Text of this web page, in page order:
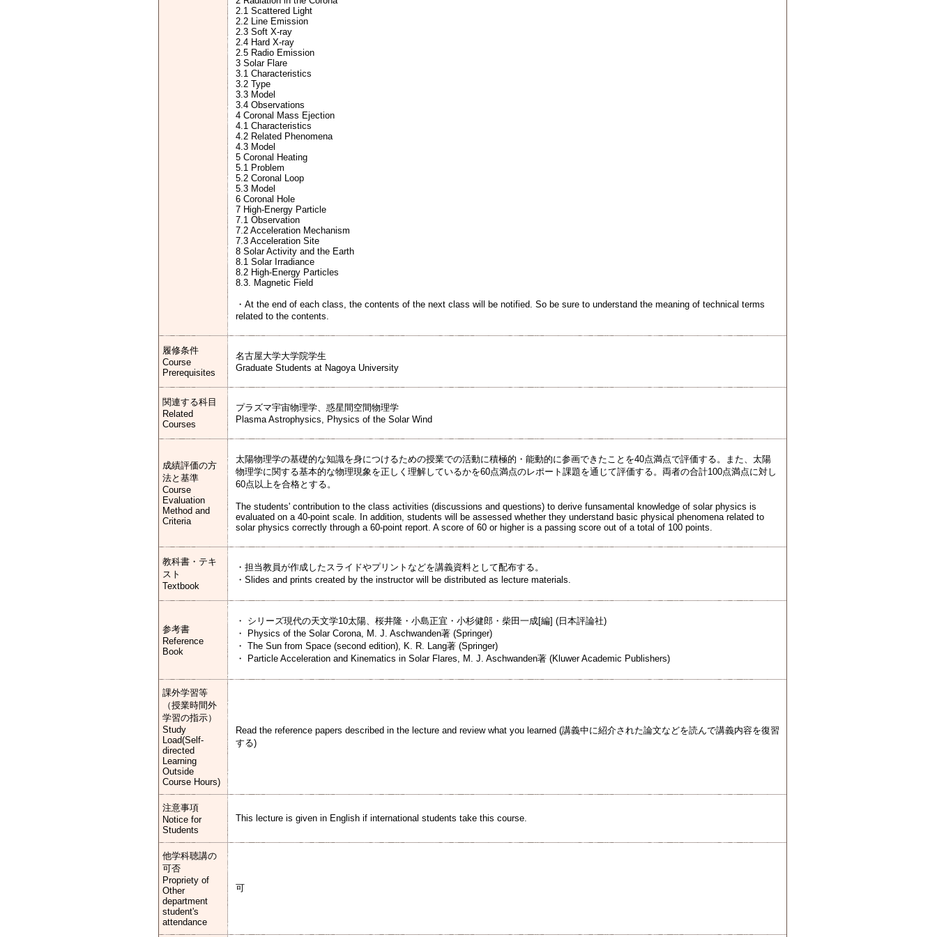
2.1 Scattered Light
2.2 Line Emission
2.3 Soft X-ray
2.4 Hard X-ray
2.5 Radio Emission
3 Solar Flare
3.1 Characteristics
3.2 Type
3.3 Model
3.4 Observations
4 Coronal Mass Ejection
4.1 Characteristics
4.2 Related Phenomena
4.3 Model
5 Coronal Heating
5.1 Problem
5.2 Coronal Loop
5.3 Model
6 Coronal Hole
7 High-Energy Particle
7.1 Observation
7.2 Acceleration Mechanism
7.3 Acceleration Site
8 Solar Activity and the Earth
8.1 Solar Irradiance
8.2 High-Energy Particles
8.3. Magnetic Field
・At the end of each class, the contents of the next class will be notified. So be sure to understand the meaning of technical terms
related to the contents.
履修条件
Course
Prerequisites
名古屋大学大学院学生
Graduate Students at Nagoya University
関連する科目
Related
Courses
プラズマ宇宙物理学、惑星間空間物理学
Plasma Astrophysics, Physics of the Solar Wind
成績評価の方
法と基準
Course
Evaluation
Method and
Criteria
太陽物理学の基礎的な知識を身につけるための授業での活動に積極的・能動的に参画できたことを40点満点で評価する。また、太陽
物理学に関する基本的な物理現象を正しく理解しているかを60点満点のレポート課題を通じて評価する。両者の合計100点満点に対し
60点以上を合格とする。
The students' contribution to the class activities (discussions and questions) to derive funsamental knowledge of solar physics is
evaluated on a 40-point scale. In addition, students will be assessed whether they understand basic physical phenomena related to
solar physics correctly through a 60-point report. A score of 60 or higher is a passing score out of a total of 100 points.
教科書・テキ
スト
Textbook
・担当教員が作成したスライドやプリントなどを講義資料として配布する。
・Slides and prints created by the instructor will be distributed as lecture materials.
参考書
Reference
Book
・ シリーズ現代の天文学10太陽、桜井隆・小島正宜・小杉健郎・柴田一成[編] (日本評論社)
・ Physics of the Solar Corona, M. J. Aschwanden著 (Springer)
・ The Sun from Space (second edition), K. R. Lang著 (Springer)
・ Particle Acceleration and Kinematics in Solar Flares, M. J. Aschwanden著 (Kluwer Academic Publishers)
課外学習等
（授業時間外
学習の指示）
Study
Load(Self-
directed
Learning
Outside
Course Hours)
Read the reference papers described in the lecture and review what you learned (講義中に紹介された論文などを読んで講義内容を復習
する)
注意事項
Notice for
Students
This lecture is given in English if international students take this course.
他学科聴講の
可否
Propriety of
Other
department
student's
attendance
可